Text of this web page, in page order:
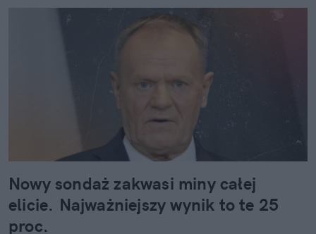
Nowy sondaż zakwasi miny całej
elicie. Najważniejszy wynik to te 25
proc.